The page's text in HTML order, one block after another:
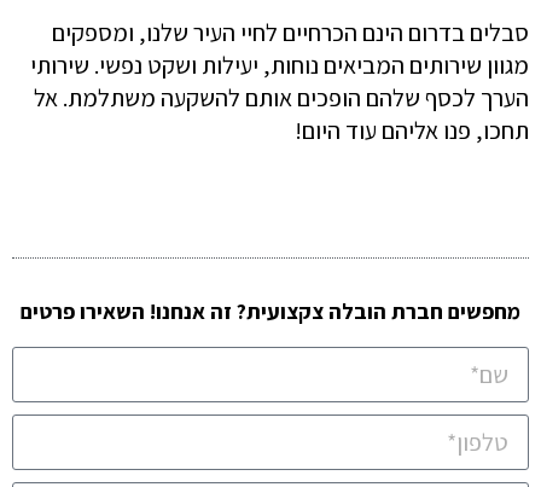
סבלים בדרום הינם הכרחיים לחיי העיר שלנו, ומספקים
מגוון שירותים המביאים נוחות, יעילות ושקט נפשי. שירותי
הערך לכסף שלהם הופכים אותם להשקעה משתלמת. אל
תחכו, פנו אליהם עוד היום!
מחפשים חברת הובלה צקצועית? זה אנחנו! השאירו פרטים